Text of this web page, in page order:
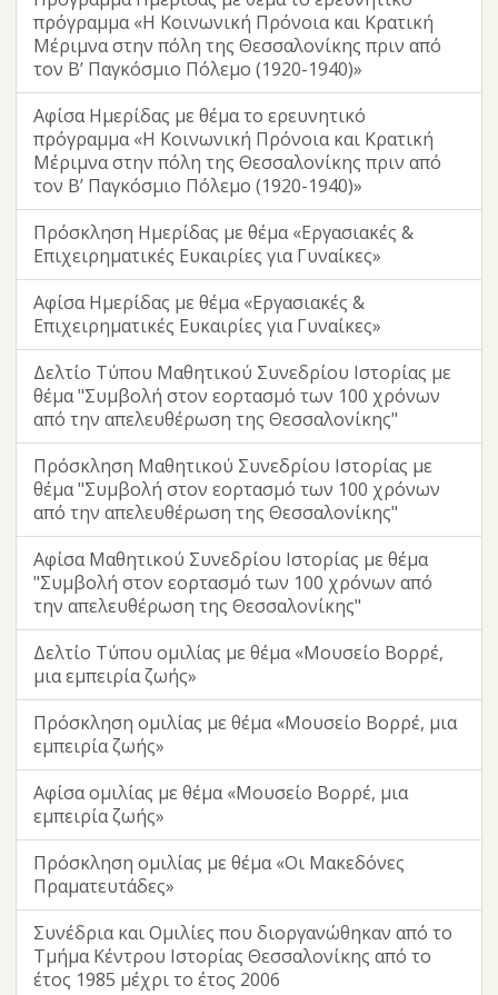
πρόγραμμα «Η Κοινωνική Πρόνοια και Κρατική
Μέριμνα στην πόλη της Θεσσαλονίκης πριν από
τον Β’ Παγκόσμιο Πόλεμο (1920-1940)»
Αφίσα Ημερίδας με θέμα το ερευνητικό
πρόγραμμα «Η Κοινωνική Πρόνοια και Κρατική
Μέριμνα στην πόλη της Θεσσαλονίκης πριν από
τον Β’ Παγκόσμιο Πόλεμο (1920-1940)»
Πρόσκληση Ημερίδας με θέμα «Eργασιακές &
Επιχειρηματικές Ευκαιρίες για Γυναίκες»
Αφίσα Ημερίδας με θέμα «Eργασιακές &
Επιχειρηματικές Ευκαιρίες για Γυναίκες»
Δελτίο Τύπου Μαθητικού Συνεδρίου Ιστορίας με
θέμα "Συμβολή στον εορτασμό των 100 χρόνων
από την απελευθέρωση της Θεσσαλονίκης"
Πρόσκληση Μαθητικού Συνεδρίου Ιστορίας με
θέμα "Συμβολή στον εορτασμό των 100 χρόνων
από την απελευθέρωση της Θεσσαλονίκης"
Αφίσα Μαθητικού Συνεδρίου Ιστορίας με θέμα
"Συμβολή στον εορτασμό των 100 χρόνων από
την απελευθέρωση της Θεσσαλονίκης"
Δελτίο Τύπου ομιλίας με θέμα «Μουσείο Βορρέ,
μια εμπειρία ζωής»
Πρόσκληση ομιλίας με θέμα «Μουσείο Βορρέ, μια
εμπειρία ζωής»
Αφίσα ομιλίας με θέμα «Μουσείο Βορρέ, μια
εμπειρία ζωής»
Πρόσκληση ομιλίας με θέμα «Οι Μακεδόνες
Πραματευτάδες»
Συνέδρια και Ομιλίες που διοργανώθηκαν από το
Τμήμα Κέντρου Ιστορίας Θεσσαλονίκης από το
έτος 1985 μέχρι το έτος 2006